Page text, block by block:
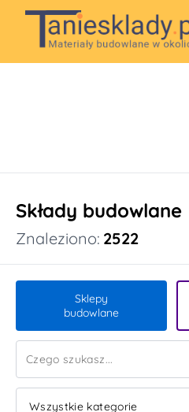
Składy budowlane
Znaleziono: 2522
Sklepy
budowlane